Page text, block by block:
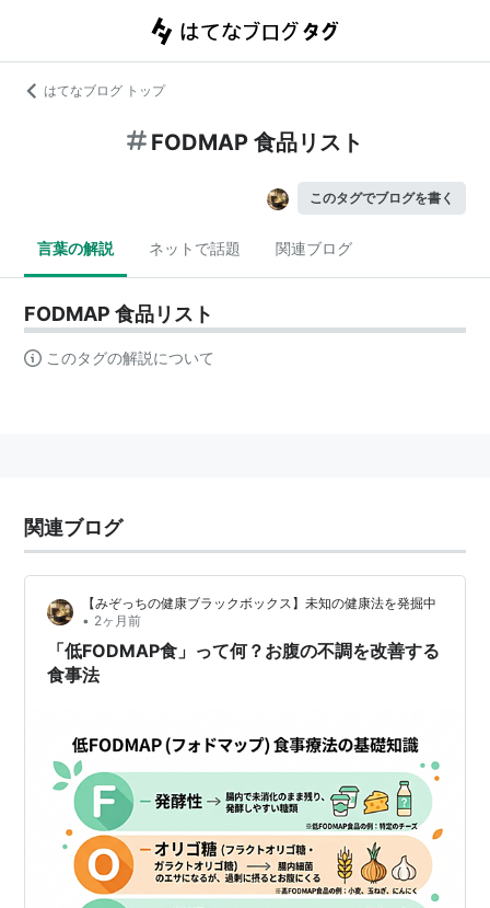
はてなブログ トップ
FODMAP 食品リスト
このタグでブログを書く
言葉の解説 ネットで話題 関連ブログ
FODMAP 食品リスト
このタグの解説について
関連ブログ
【みぞっちの健康ブラックボックス】未知の健康法を発掘中
• 2ヶ月前
「低FODMAP食」って何？お腹の不調を改善する
食事法